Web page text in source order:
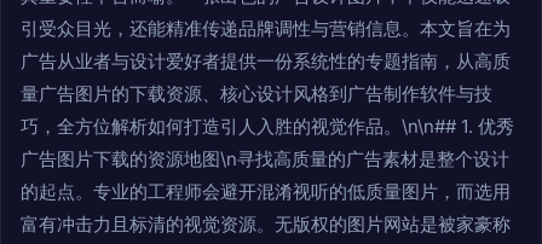
引受众目光，还能精准传递品牌调性与营销信息。本文旨在为
广告从业者与设计爱好者提供一份系统性的专题指南，从高质
量广告图片的下载资源、核心设计风格到广告制作软件与技
巧，全方位解析如何打造引人入胜的视觉作品。\n\n## 1. 优秀
广告图片下载的资源地图\n寻找高质量的广告素材是整个设计
的起点。专业的工程师会避开混淆视听的低质量图片，而选用
富有冲击力且标清的视觉资源。无版权的图片网站是被家豪称